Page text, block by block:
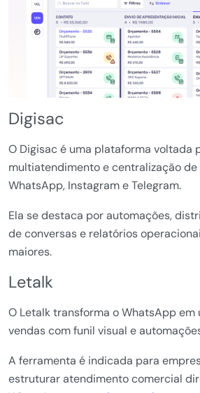
Digisac
O Digisac é uma plataforma voltada
multiatendimento e centralização
WhatsApp, Instagram e Telegram.
Ela se destaca por automações,
de conversas e relatórios
maiores.
Letalk
O Letalk transforma o WhatsApp em
vendas com funil visual e
A ferramenta é indicada para
estruturar atendimento comercial